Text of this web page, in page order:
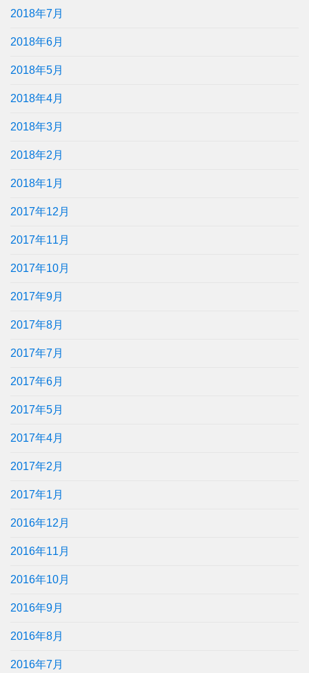
2018年7月
2018年6月
2018年5月
2018年4月
2018年3月
2018年2月
2018年1月
2017年12月
2017年11月
2017年10月
2017年9月
2017年8月
2017年7月
2017年6月
2017年5月
2017年4月
2017年2月
2017年1月
2016年12月
2016年11月
2016年10月
2016年9月
2016年8月
2016年7月